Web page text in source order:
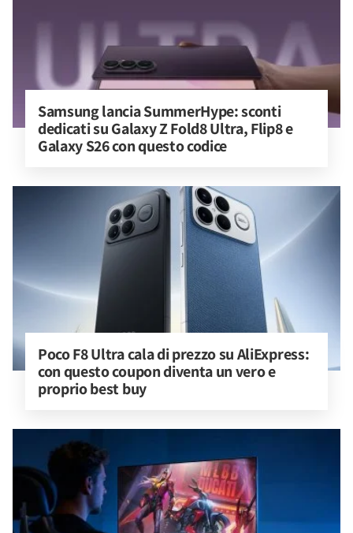
Samsung lancia SummerHype: sconti
dedicati su Galaxy Z Fold8 Ultra, Flip8 e
Galaxy S26 con questo codice
Poco F8 Ultra cala di prezzo su AliExpress:
con questo coupon diventa un vero e
proprio best buy